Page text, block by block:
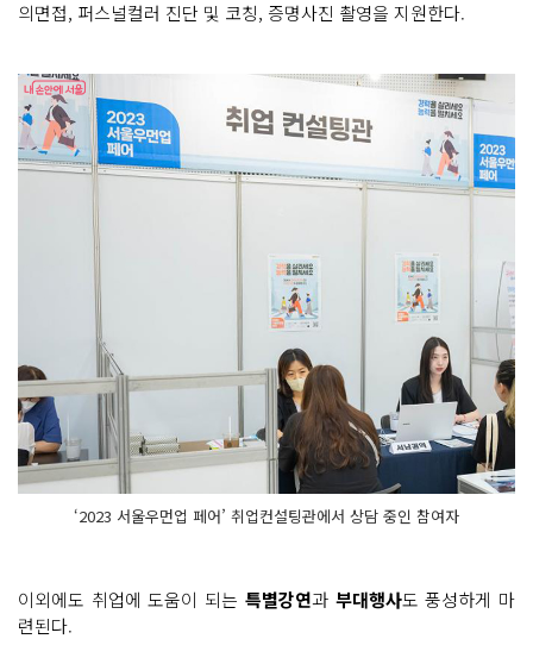
의면접, 퍼스널컬러 진단 및 코칭, 증명사진 촬영을 지원한다.
‘2023 서울우먼업 페어’ 취업컨설팅관에서 상담 중인 참여자
이외에도 취업에 도움이 되는 특별강연과 부대행사도 풍성하게 마
련된다.